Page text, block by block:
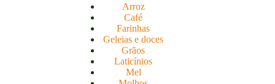
Arroz
Café
Farinhas
Geleias e doces
Grãos
Laticínios
Mel